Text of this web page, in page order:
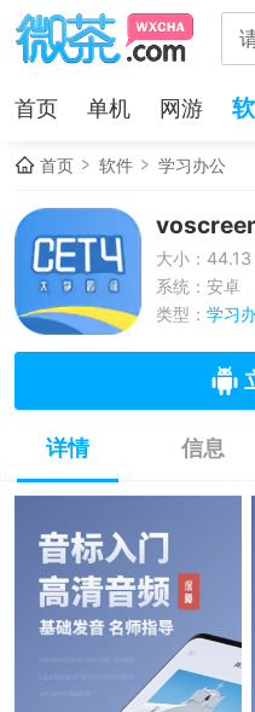
首页 单机 网游
首页 软件 学习办公
大小：
系统：安卓
类型： 学习
详情 信息